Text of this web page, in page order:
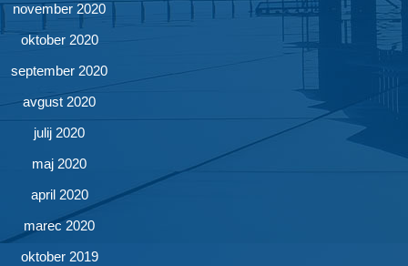
november 2020
oktober 2020
september 2020
avgust 2020
julij 2020
maj 2020
april 2020
marec 2020
oktober 2019